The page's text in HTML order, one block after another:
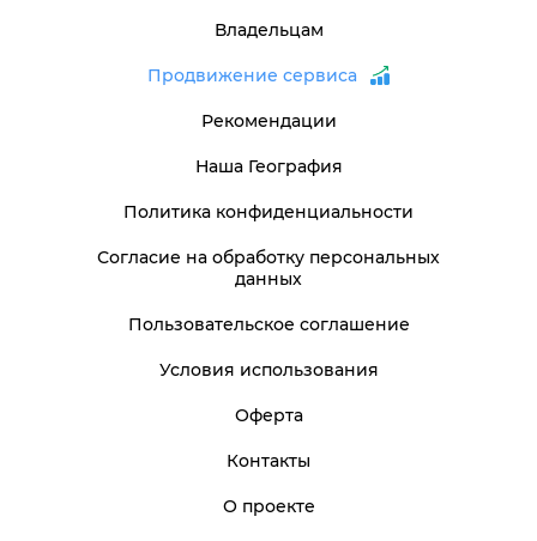
Владельцам
Продвижение сервиса
Рекомендации
Наша География
Политика конфиденциальности
Согласие на обработку персональных
данных
Пользовательское соглашение
Условия использования
Оферта
Контакты
О проекте